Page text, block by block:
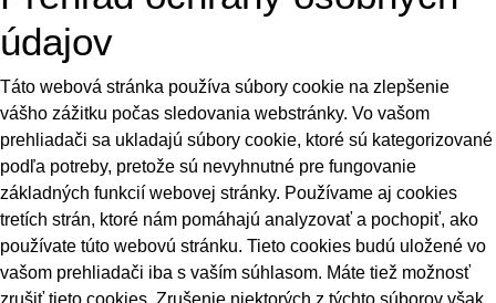
údajov
Táto webová stránka používa súbory cookie na zlepšenie
vášho zážitku počas sledovania webstránky. Vo vašom
prehliadači sa ukladajú súbory cookie, ktoré sú kategorizované
podľa potreby, pretože sú nevyhnutné pre fungovanie
základných funkcií webovej stránky. Používame aj cookies
tretích strán, ktoré nám pomáhajú analyzovať a pochopiť, ako
používate túto webovú stránku. Tieto cookies budú uložené vo
vašom prehliadači iba s vaším súhlasom. Máte tiež možnosť
zrušiť tieto cookies. Zrušenie niektorých z týchto súborov však